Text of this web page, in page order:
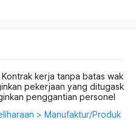
, Kontrak kerja tanpa batas wak
pekerjaan yang ditugask
penggantian personel
> Manufaktur/Produk